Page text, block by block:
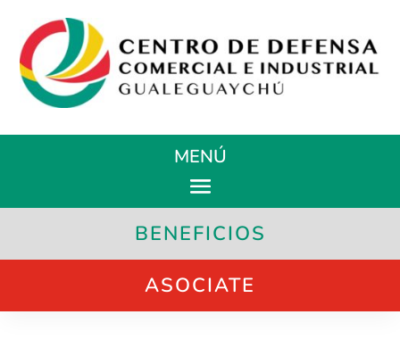
MENÚ
BENEFICIOS
ASOCIATE